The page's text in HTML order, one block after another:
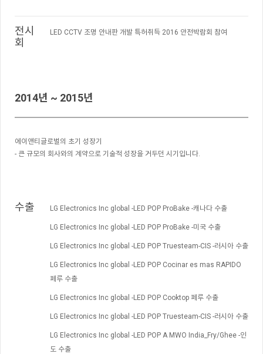
전시
회
LED CCTV 조명 안내판 개발 특허취득 2016 안전박람회 참여
2014년 ~ 2015년
에이앤티글로벌의 초기 성장기
- 큰 규모의 회사와의 계약으로 기술적 성장을 거두던 시기입니다.
수출 LG Electronics Inc global -LED POP ProBake -캐나다 수출
LG Electronics Inc global -LED POP ProBake -미국 수출
LG Electronics Inc global -LED POP Truesteam-CIS -러시아 수출
LG Electronics Inc global -LED POP Cocinar es mas RAPIDO
페루 수출
LG Electronics Inc global -LED POP Cooktop 페루 수출
LG Electronics Inc global -LED POP Truesteam-CIS -러시아 수출
LG Electronics Inc global -LED POP A MWO India_Fry/Ghee -인
도 수출